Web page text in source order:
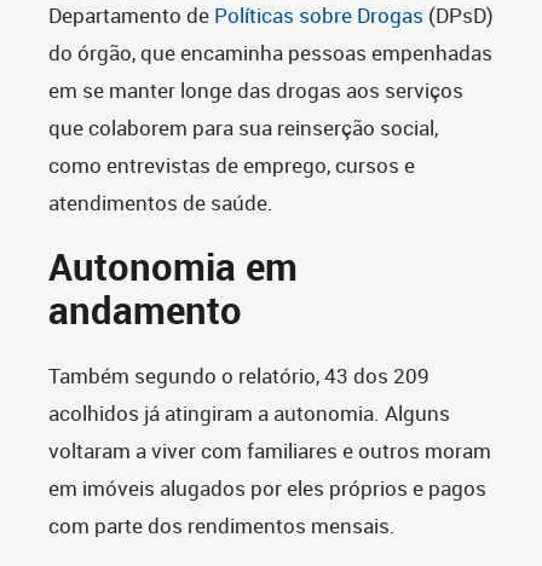
Departamento de Políticas sobre Drogas (DPsD)
do órgão, que encaminha pessoas empenhadas
em se manter longe das drogas aos serviços
que colaborem para sua reinserção social,
como entrevistas de emprego, cursos e
atendimentos de saúde.
Autonomia em
andamento
Também segundo o relatório, 43 dos 209
acolhidos já atingiram a autonomia. Alguns
voltaram a viver com familiares e outros moram
em imóveis alugados por eles próprios e pagos
com parte dos rendimentos mensais.